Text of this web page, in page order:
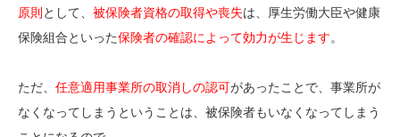
原則 として、 被保険者資格の取得や喪失は、厚生労働大臣や健康
保険組合といった保険者の確認によって効力が生じます。
ただ、 任意適用事業所の取消しの認可があったことで、事業所が
なくなってしまうということは、被保険者もいなくなってしまう